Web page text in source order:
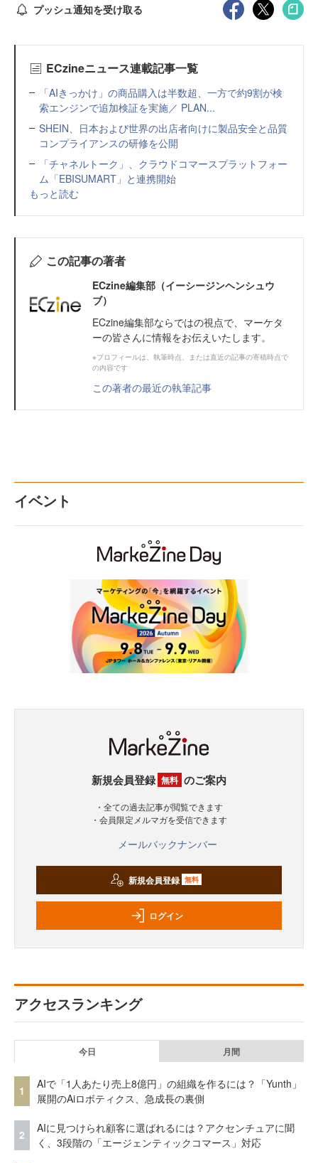
プッシュ通知を受け取る
ECzineニュース連載記事一覧
「AIきっかけ」の商品購入は半数超、一方で約9割が検
索エンジンで追加検証を実施／ PLAN...
SHEIN、日本および世界の出店者向けに製品安全と品質
コンプライアンスの研修を公開
「チャネルトーク」、クラウドコマースプラットフォー
ム「EBISUMART」と連携開始
もっと読む
この記事の著者
ECzine編集部（イーシージンヘンシュウ
ブ）
ECzine編集部ならではの視点で、マーケタ
ーの皆さんに情報をお伝えいたします。
※プロフィールは、執筆時点、または直近の記事の寄稿時点で
の内容です
この著者の最近の執筆記事
イベント
新規会員登録 無料 のご案内
・全ての過去記事が閲覧できます
・会員限定メルマガを受信できます
メールバックナンバー
新規会員登録 無料
ログイン
アクセスランキング
今日 月間
1
AIで「1人あたり売上8億円」の組織を作るには？「Yunth」
展開のAiロボティクス、急成長の裏側
2
AIに見つけられ顧客に選ばれるには？アクセンチュアに聞
く、3段階の「エージェンティックコマース」対応